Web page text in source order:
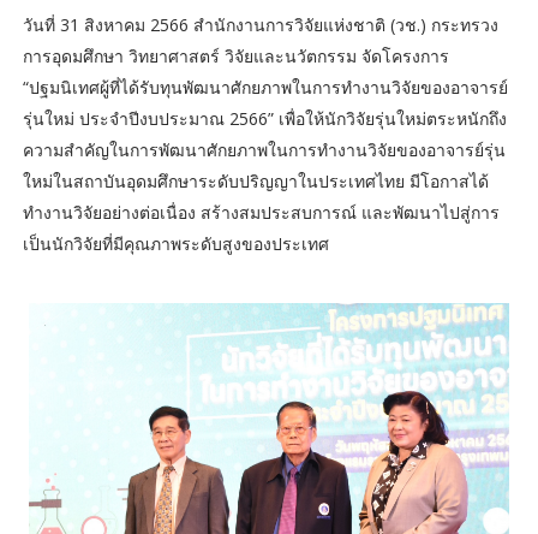
วันที่ 31 สิงหาคม 2566 สำนักงานการวิจัยแห่งชาติ (วช.) กระทรวง
การอุดมศึกษา วิทยาศาสตร์ วิจัยและนวัตกรรม จัดโครงการ
“ปฐมนิเทศผู้ที่ได้รับทุนพัฒนาศักยภาพในการทำงานวิจัยของอาจารย์
รุ่นใหม่ ประจำปีงบประมาณ 2566” เพื่อให้นักวิจัยรุ่นใหม่ตระหนักถึง
ความสำคัญในการพัฒนาศักยภาพในการทำงานวิจัยของอาจารย์รุ่น
ใหม่ในสถาบันอุดมศึกษาระดับปริญญาในประเทศไทย มีโอกาสได้
ทำงานวิจัยอย่างต่อเนื่อง สร้างสมประสบการณ์ และพัฒนาไปสู่การ
เป็นนักวิจัยที่มีคุณภาพระดับสูงของประเทศ